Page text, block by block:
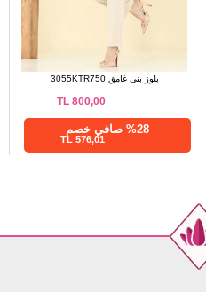
بلوز بني غامق 3055KTR750
800,00
%28 صافي خصم
576,01 TL